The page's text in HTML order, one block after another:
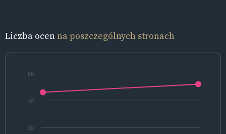
Liczba ocenna poszczególnych stronach
30
40
50